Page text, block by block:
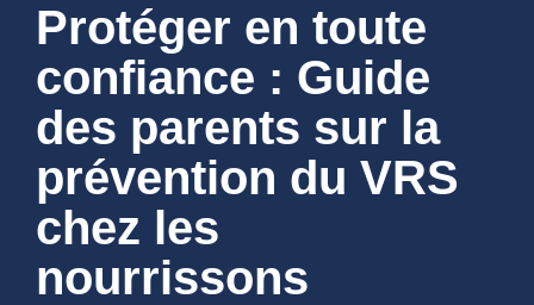
Protéger en toute
confiance : Guide
des parents sur la
prévention du VRS
chez les
nourrissons